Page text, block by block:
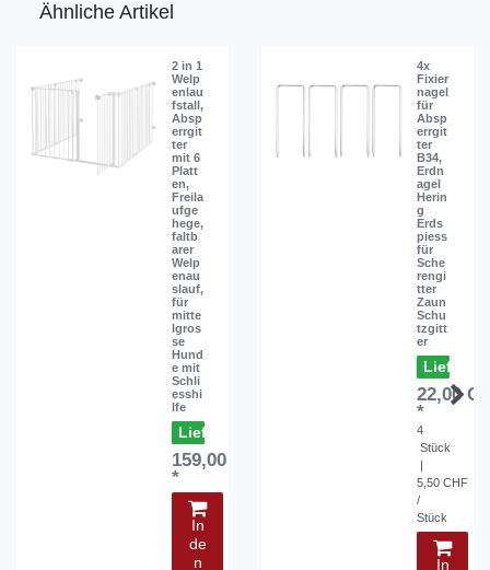
Ähnliche Artikel
2 in 1
Welp
enlau
fstall,
Absp
errgit
ter
mit 6
Platt
en,
Freila
ufge
hege,
faltb
arer
Welp
enau
slauf,
für
mitte
lgros
se
Hund
e mit
Schli
esshi
lfe
159,00 CHF
*
In
de
n
4x
Fixier
nagel
für
Absp
errgit
ter
B34,
Erdn
agel
Herin
g
Erds
piess
für
Sche
rengi
tter
Zaun
Schu
tzgitt
er
22,00
*
4
Stück
|
5,50 CHF
/
Stück
In